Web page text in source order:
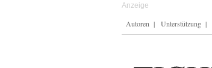
Autoren Unterstützung